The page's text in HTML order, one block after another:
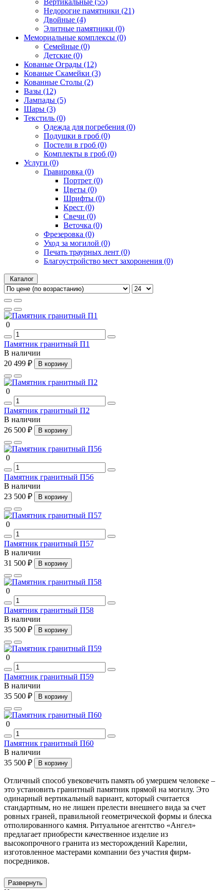
Недорогие памятники (21)
Двойные (4)
Элитные памятники (0)
Мемориальные комплексы (0)
Семейные (0)
Детские (0)
Кованые Ограды (12)
Кованые Скамейки (3)
Кованные Столы (2)
Вазы (12)
Лампады (5)
Шары (3)
Текстиль (0)
Одежда для погребения (0)
Подушки в гроб (0)
Постели в гроб (0)
Комплекты в гроб (0)
Услуги (0)
Гравировка (0)
Портрет (0)
Цветы (0)
Шрифты (0)
Крест (0)
Свечи (0)
Веточка (0)
Фрезеровка (0)
Уход за могилой (0)
Печать траурных лент (0)
Благоустройство мест захоронения (0)
Каталог
0
Памятник гранитный П1
В наличии
20 499 ₽
В корзину
0
Памятник гранитный П2
В наличии
26 500 ₽
В корзину
0
Памятник гранитный П56
В наличии
23 500 ₽
В корзину
0
Памятник гранитный П57
В наличии
31 500 ₽
В корзину
0
Памятник гранитный П58
В наличии
35 500 ₽
В корзину
0
Памятник гранитный П59
В наличии
35 500 ₽
В корзину
0
Памятник гранитный П60
В наличии
35 500 ₽
В корзину
Отличный способ увековечить память об умершем человеке –
это установить гранитный памятник прямой на могилу. Это
одинарный вертикальный вариант, который считается
стандартным, но не лишен прелести внешнего вида за счет
ровных граней, правильной геометрической формы и блеска
отполированного камня. Ритуальное агентство «Ангел»
предлагает приобрести качественное изделие из
высокопрочного гранита из месторождений Карелии,
изготовленное мастерами компании без участия фирм-
посредников.
Продажа прямых памятников от
Развернуть